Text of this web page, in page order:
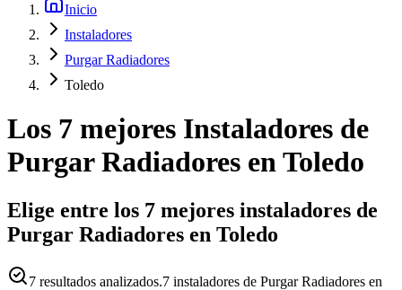
Inicio
Instaladores
Purgar Radiadores
Toledo
Los 7 mejores Instaladores de
Purgar Radiadores enToledo
Elige entre los 7 mejores instaladores de
Purgar Radiadores en Toledo
7 resultados analizados.7 instaladores de Purgar Radiadores en